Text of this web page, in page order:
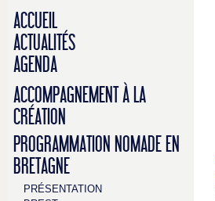
ACCUEIL
ACTUALITÉS
AGENDA
ACCOMPAGNEMENT À LA
CRÉATION
PROGRAMMATION NOMADE EN
BRETAGNE
PRÉSENTATION